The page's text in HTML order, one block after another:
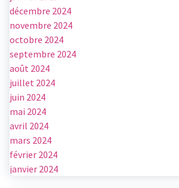
décembre 2024
novembre 2024
octobre 2024
septembre 2024
août 2024
juillet 2024
juin 2024
mai 2024
avril 2024
mars 2024
février 2024
janvier 2024